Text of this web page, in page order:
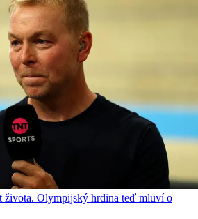
života. Olympijský hrdina teď mluví o